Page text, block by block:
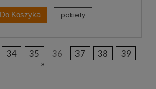
Do Koszyka pakiety
34 35 36 37 38
39
»